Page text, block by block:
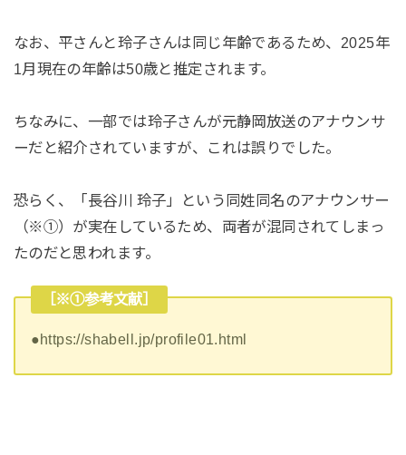
なお、平さんと玲子さんは同じ年齢であるため、2025年
1月現在の年齢は50歳と推定されます。
ちなみに、一部では玲子さんが元静岡放送のアナウンサ
ーだと紹介されていますが、これは誤りでした。
恐らく、「長谷川 玲子」という同姓同名のアナウンサー
（※①）が実在しているため、両者が混同されてしまっ
たのだと思われます。
［※①参考文献］
●https://shabell.jp/profile01.html